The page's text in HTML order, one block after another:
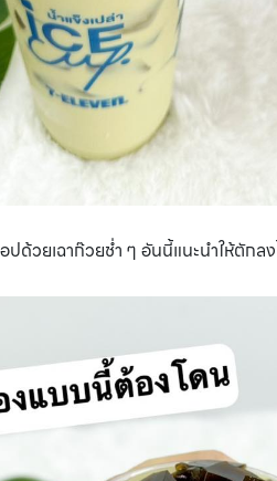
อปด้วยเฉาก๊วยช่ำ ๆ อันนี้แนะนำให้ตัก